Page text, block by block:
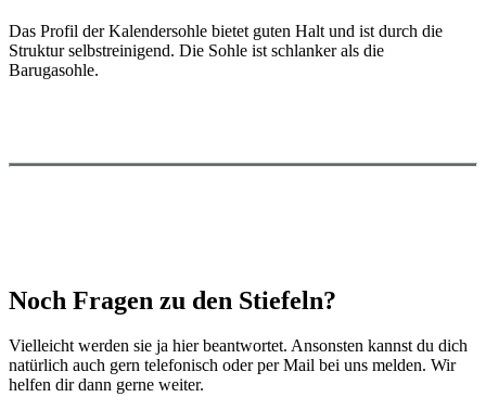
Das Profil der Kalendersohle bietet guten Halt und ist durch die
Struktur selbstreinigend. Die Sohle ist schlanker als die
Barugasohle.
Noch Fragen zu den Stiefeln?
Vielleicht werden sie ja hier beantwortet. Ansonsten kannst du dich
natürlich auch gern telefonisch oder per Mail bei uns melden. Wir
helfen dir dann gerne weiter.